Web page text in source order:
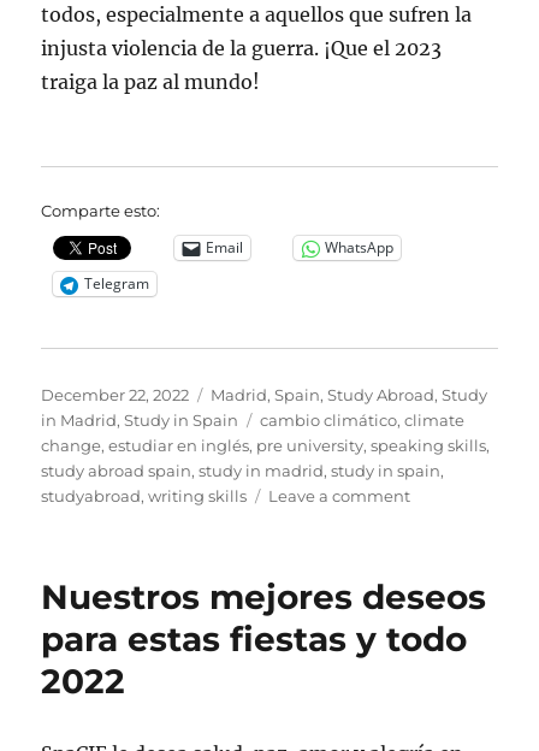
todos, especialmente a aquellos que sufren la
injusta violencia de la guerra. ¡Que el 2023
traiga la paz al mundo!
Comparte esto:
Email
WhatsApp
Telegram
Posted
on
December 22, 2022 Categories
Madrid,Spain,Study Abroad,Study
in Madrid,Study in Spain Tags
cambio climático,climate
change,estudiar en inglés, pre university,speaking skills,
study abroad spain,study in madrid,study in spain,
studyabroad,writing skills Leave a commenton
Nuestros mejores deseos
para estas fiestas y todo
2022